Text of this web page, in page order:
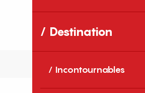
Destination
Incontournables